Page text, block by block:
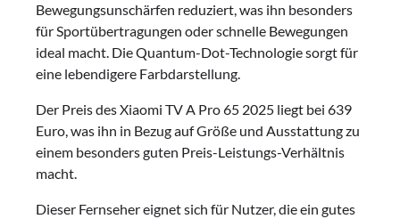
Bewegungsunschärfen reduziert, was ihn besonders
für Sportübertragungen oder schnelle Bewegungen
ideal macht. Die Quantum-Dot-Technologie sorgt für
eine lebendigere Farbdarstellung.
Der Preis des Xiaomi TV A Pro 65 2025 liegt bei 639
Euro, was ihn in Bezug auf Größe und Ausstattung zu
einem besonders guten Preis-Leistungs-Verhältnis
macht.
Dieser Fernseher eignet sich für Nutzer, die ein gutes